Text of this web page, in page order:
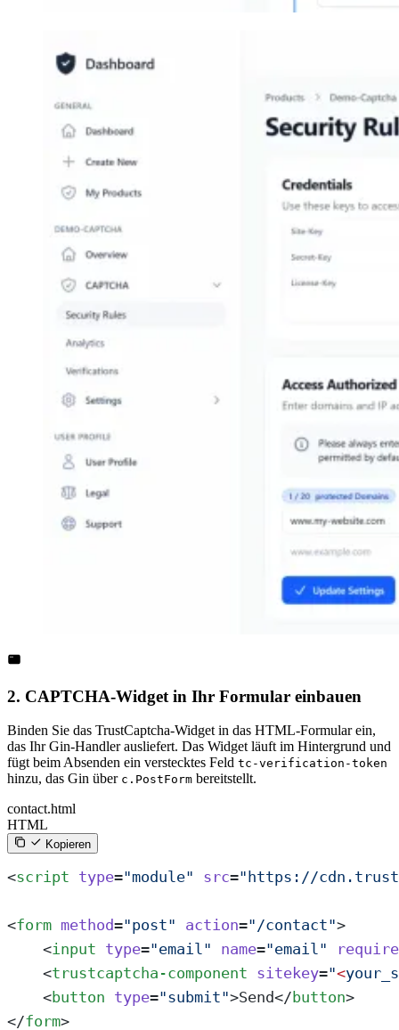
2. CAPTCHA-Widget in Ihr Formular einbauen
Binden Sie das TrustCaptcha-Widget in das HTML-Formular ein,
das Ihr Gin-Handler ausliefert. Das Widget läuft im Hintergrund und
fügt beim Absenden ein verstecktes Feld tc-verification-token
hinzu, das Gin über c.PostForm bereitstellt.
contact.html
HTML
Kopieren
<script type="module" src="https://
<form method="post" action="/contact">
    <
input type="email" name="email"
    <
trustcaptcha-component sitekey="<
    <
button type="submit">Send</button>
</form>